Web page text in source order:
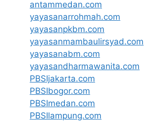
antammedan.com
yayasanarrohmah.com
yayasanpkbm.com
yayasanmambaulirsyad.com
yayasanabm.com
yayasandharmawanita.com
PBSIjakarta.com
PBSIbogor.com
PBSImedan.com
PBSIlampung.com